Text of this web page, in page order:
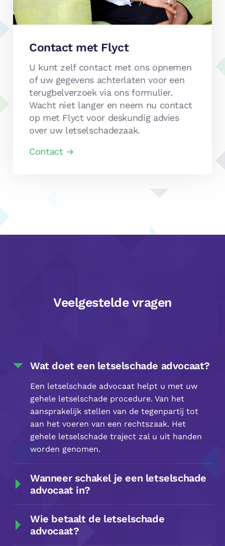
Contact met Flyct
U kunt zelf contact met ons opnemen
of uw gegevens achterlaten voor een
terugbelverzoek via ons formulier.
Wacht niet langer en neem nu contact
op met Flyct voor deskundig advies
over uw letselschadezaak.
Contact
Veelgestelde vragen
Wat doet een letselschade advocaat?
Een letselschade advocaat helpt u met uw
gehele letselschade procedure. Van het
aansprakelijk stellen van de tegenpartij tot
aan het voeren van een rechtszaak. Het
gehele letselschade traject zal u uit handen
worden genomen.
Wanneer schakel je een letselschade
advocaat in?
Wie betaalt de letselschade
advocaat?